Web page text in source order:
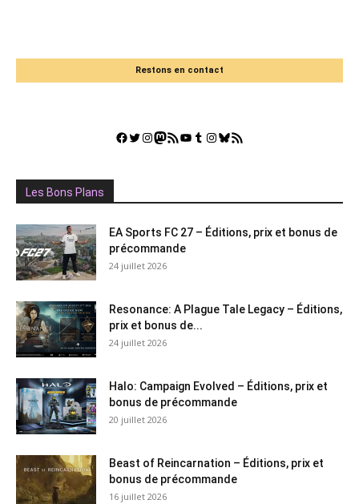
Restons en contact
Facebook
Twitter
Instagram
Mastodon
Flux RSSYouTube
Tumblr
Instagram
Bluesky
GestGame
Les Bons Plans
EA Sports FC 27 – Éditions, prix et bonus de
précommande
24 juillet 2026
Resonance: A Plague Tale Legacy – Éditions,
prix et bonus de...
24 juillet 2026
Halo: Campaign Evolved – Éditions, prix et
bonus de précommande
20 juillet 2026
Beast of Reincarnation – Éditions, prix et
bonus de précommande
16 juillet 2026